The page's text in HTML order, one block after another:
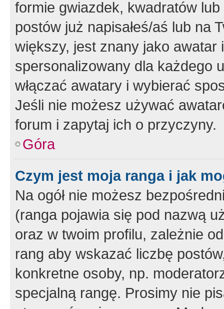
formie gwiazdek, kwadratów
postów już napisałeś/aś lub na
większy, jest znany jako
spersonalizowany dla każdego
włączać awatary i wybierać
Jeśli nie możesz używać
forum i zapytaj ich o przyczyny.
Góra
Czym jest moja ranga i jak
Na ogół nie możesz
(ranga pojawia się pod nazwą
oraz w twoim profilu, zależnie
rang aby wskazać liczbę
konkretne osoby, np.
specjalną rangę. Prosimy nie